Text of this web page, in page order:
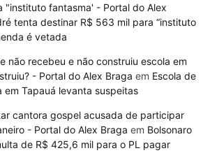
"instituto fantasma' - Portal do Alex
tenta destinar R$ 563 mil para “instituto
é vetada
não recebeu e não construiu escola em
- Portal do Alex Braga em Escola de
em Tapauá levanta suspeitas
cantora gospel acusada de participar
- Portal do Alex Braga em Bolsonaro
de R$ 425,6 mil para o PL pagar